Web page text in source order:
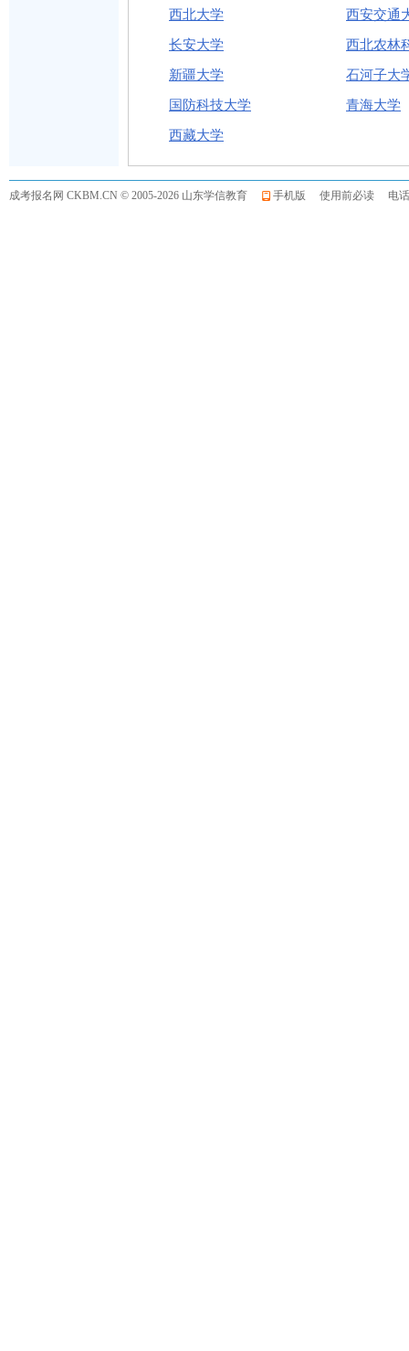
西北大学 西安交通
长安大学 西北农林
新疆大学 石河子大
国防科技大学 青海大学
西藏大学
成考报名网 CKBM.CN © 2005-2026 山东学信教育 手机版 使用前必读 电话